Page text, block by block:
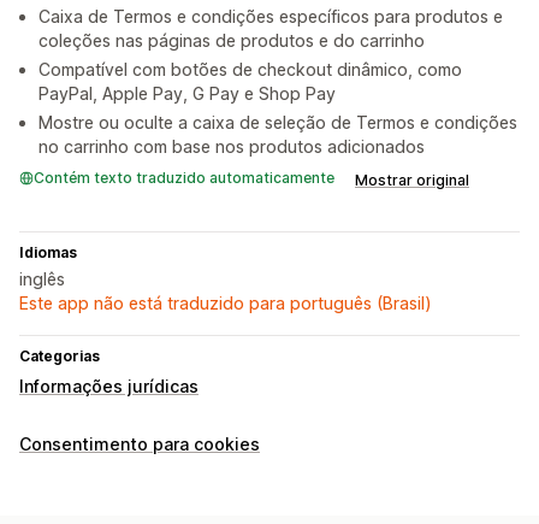
Caixa de Termos e condições específicos para produtos e
coleções nas páginas de produtos e do carrinho
Compatível com botões de checkout dinâmico, como
PayPal, Apple Pay, G Pay e Shop Pay
Mostre ou oculte a caixa de seleção de Termos e condições
no carrinho com base nos produtos adicionados
Contém texto traduzido automaticamente Mostrar original
Idiomas
inglês
Este app não está traduzido para português (Brasil)
Categorias
Informações jurídicas
Consentimento para cookies